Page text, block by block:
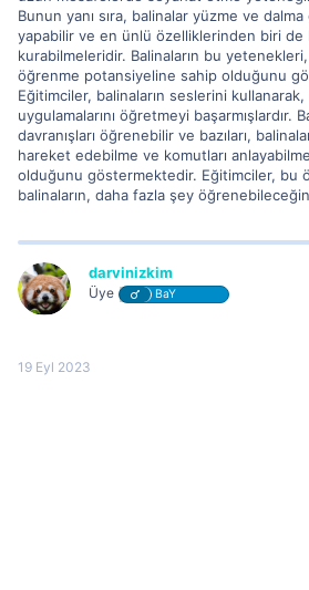
Bunun yanı sıra, balinalar yüzme ve
yapabilir ve en ünlü özelliklerinden biri de
kurabilmeleridir. Balinaların bu
öğrenme potansiyeline sahip olduğunu
Eğitimciler, balinaların seslerini kullanarak,
uygulamalarını öğretmeyi başarmışlardır.
davranışları öğrenebilir ve bazıları,
hareket edebilme ve komutları
olduğunu göstermektedir. Eğitimciler, bu
balinaların, daha fazla şey
darvinizkim
Üye BaY
19 Eyl 2023